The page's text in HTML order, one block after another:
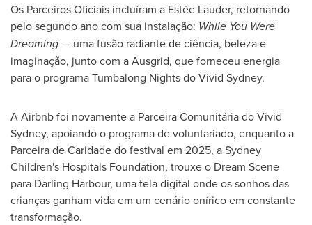
Os Parceiros Oficiais incluíram a Estée Lauder, retornando
pelo segundo ano com sua instalação: While You Were
Dreaming— uma fusão radiante de ciência, beleza e
imaginação, junto com a Ausgrid, que forneceu energia
para o programa Tumbalong Nights do Vivid Sydney.
A Airbnb foi novamente a Parceira Comunitária do Vivid
Sydney, apoiando o programa de voluntariado, enquanto a
Parceira de Caridade do festival em 2025, a Sydney
Children's Hospitals Foundation, trouxe o Dream Scene
para Darling Harbour, uma tela digital onde os sonhos das
crianças ganham vida em um cenário onírico em constante
transformação.